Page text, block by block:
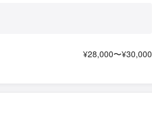
¥28,000〜¥30,000